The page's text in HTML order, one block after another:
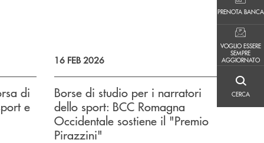
PRENOTA BANCA
VOGLIO ESSERE
SEMPRE
AGGIORNATO
CERCA
CERCA
di
e
16 FEB 2026
Borse di studio per i narratori
dello sport: BCC Romagna
Occidentale sostiene il "Premio
Pirazzini"